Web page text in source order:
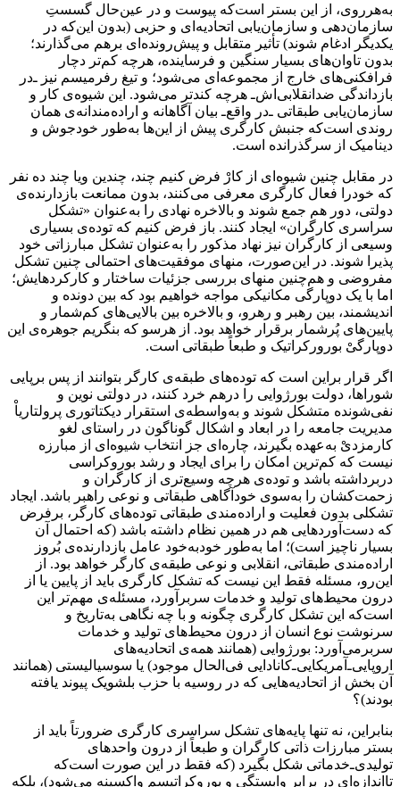
به‌هرروی، از این بستر است‌که پیوست و در عین‌حال گسستِ
سازمان‌‌دهی و سازمان‌یابی اتحادیه‌ای و حزبی (بدون این‌که در
یکدیگر ادغام شوند) تأثیر متقابل و پیش‌رونده‌ای برهم می‌گذارند؛
بدون تاوان‌های بسیار سنگین و فرساینده، هرچه کم‌تر دچار
فرافکنی‌های خارج از مجموعه‌ای می‌شود؛ و تیغ رفرمیسم نیز ـ‌در
بازداندگی ضدانقلابی‌اش‌ـ هرچه کندتر می‌شود. این شیوه‌ی کار و
سازمان‌یابی طبقاتی ـ‌در واقع‌ـ بیان آگاهانه و اراده‌مندانه‌ی همان
روندی است‌که جنبش کارگری پیش از این‌ها به‌طور خودجوش و
دینامیک از سرگذرانده است.
در مقابل چنین شیوه‌ای از کارْ فرض کنیم چند، چندین ویا چند ده نفر
که خودرا فعال کارگری معرفی می‌کنند، بدون ممانعت بازدارنده‌ی
دولتی، دور هم جمع شوند و بالاخره نهادی را به‌عنوان «تشکل
سراسری کارگران» ایجاد کنند. باز فرض کنیم که توده‌ی بسیاری
وسیعی از کارگران نیز نهاد مذکور را به‌عنوان تشکل مبارزاتی خود
پذیرا شوند. در این‌صورت، منهای موفقیت‌های احتمالی چنین تشکل
مفروضی و هم‌چنین منهای بررسی جزئیات ساختار و کارکردهایش؛
اما با یک دوپارگی مکانیکی مواجه خواهیم بود که بین دونده و
اندیشمند، بین رهبر و رهرو، و بالاخره بین بالایی‌های کم‌شمار و
پایین‌های پُرشمار برقرار خواهد بود. از هرسو که بنگریم جوهره‌ی این
دوپارگیْ بورورکراتیک و طبعاً طبقاتی است.
اگر قرار براین است که توده‌های طبقه‌ی کارگر بتوانند از پس برپایی
شوراها، دولت بورژوایی را درهم خرد کنند، در دولتی نوین و
نفی‌شونده متشکل شوند و به‌واسطه‌ی استقرار دیکتاتوری پرولتاریاْ
مدیریت جامعه را در ابعاد و اشکال گوناگون در راستای لغو
کارمزدیْ به‌عهده بگیرند، چاره‌ای جز انتخاب شیوه‌ای از مبارزه
نیست که کم‌ترین امکان را برای ایجاد و رشد بوروکراسی
دربرداشته باشد و توده‌ی هرچه وسیع‌تری از کارگران و
زحمت‌کشان را به‌سوی خودآگاهی طبقاتی و نوعی راهبر باشد. ایجاد
تشکلی بدون فعلیت و اراده‌مندی طبقاتی توده‌های کارگر، برفرض
که دست‌آوردهایی هم در همین نظام داشته باشد (که احتمال آن
بسیار ناچیز است)؛ اما به‌طور خودبه‌خود عامل بازدارنده‌ی بُروز
اراده‌مندی طبقاتی، انقلابی و نوعی طبقه‌ی کارگر خواهد بود. از
این‌رو، مسئله فقط این نیست که تشکل کارگری باید از پایین یا از
درون محیط‌های تولید و خدمات سربرآورد، مسئله‌ی مهم‌تر این
است‌که این تشکل کارگری چگونه و با چه نگاهی به‌تاریخ و
سرنوشت نوع انسان از درون محیط‌های تولید و خدمات
سربرمی‌آورد: بورژوایی (همانند همه‌ی اتحادیه‌های
اروپایی‌ـ‌آمریکایی‌ـ‌کانادایی فی‌الحال موجود) یا سوسیالیستی (همانند
آن بخش از اتحادیه‌هایی که در روسیه با حزب بلشویک پیوند یافته
بودند)؟
بنابراین، نه تنها پایه‌های تشکل سراسری کارگری ضرورتاً باید از
بستر مبارزات ذاتی کارگران و طبعاً از درون واحدهای
تولیدی‌ـ‌خدماتی شکل بگیرد (که فقط در این صورت است‌که
تااندازه‌ای در برابر وابستگی و بوروکراتیسم واکسینه می‌شود)، بلکه